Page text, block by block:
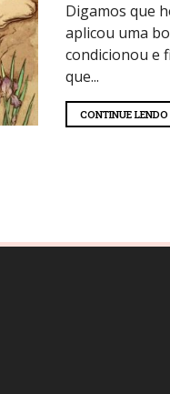
Digamos que
aplicou uma
condicionou e
que...
CONTINUE LENDO